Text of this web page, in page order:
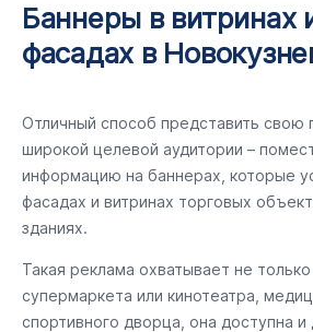
Баннеры в витринах
фасадах в
Отличный способ представить свою
широкой целевой аудитории –
информацию на баннерах, которые
фасадах и витринах торговых
зданиях.
Такая реклама охватывает не
супермаркета или кинотеатра,
спортивного дворца, она доступна и